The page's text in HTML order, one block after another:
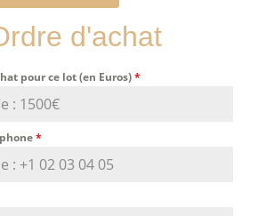
d'achat
pour ce lot (en Euros)*
*